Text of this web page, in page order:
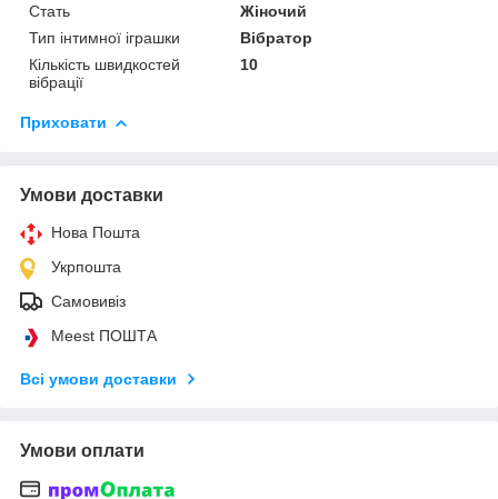
Стать
Жіночий
Тип інтимної іграшки
Вібратор
Кількість швидкостей
вібрації
10
Приховати
Умови доставки
Нова Пошта
Укрпошта
Самовивіз
Meest ПОШТА
Всі умови доставки
Умови оплати